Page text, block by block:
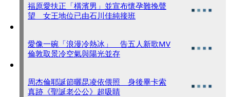
福原愛扶正「橫濱男」並宣布懷孕難挽聲
望 女王地位已由石川佳純接班
愛像一碗「浪漫冷熱冰」 告五人新歌MV
倫敦取景冷空氣與陽光並存
周杰倫耶誕節曬昆凌依偎照 身後畢卡索
真跡《聖誕老公公》超吸睛